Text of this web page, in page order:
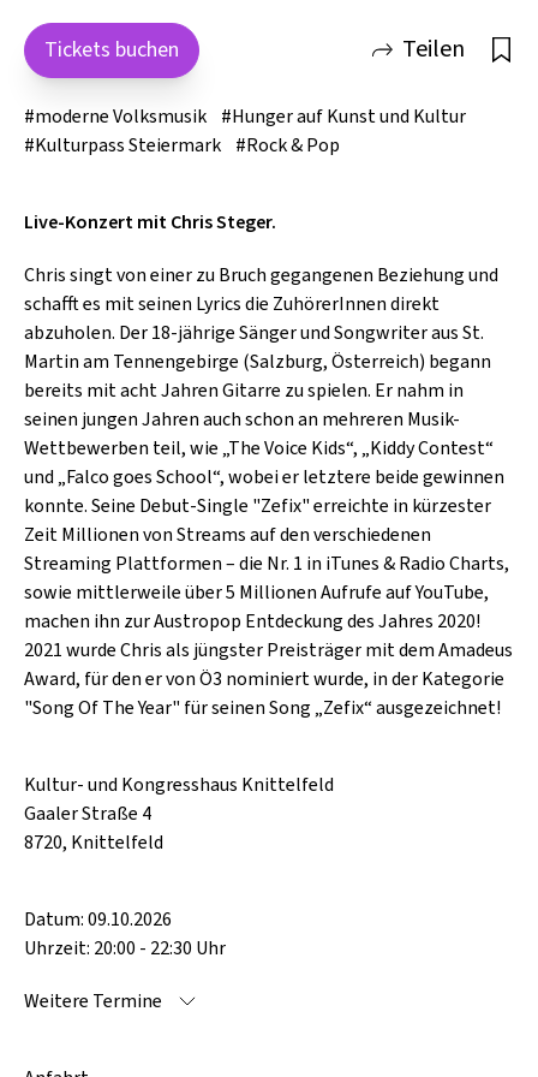
CAFÉ WOLF
POSTGARAGE
KUNSTGARTEN
GOLD & PECH THEATER
HARD & HEAVY
VOLKSMUSIK
KULTURLAND STEIERMARK
Tickets buchen Teilen
#moderne Volksmusik #Hunger auf Kunst und Kultur
#Kulturpass Steiermark #Rock & Pop
Live-Konzert mit Chris Steger.
Chris singt von einer zu Bruch gegangenen Beziehung und
schafft es mit seinen Lyrics die ZuhörerInnen direkt
abzuholen. Der 18-jährige Sänger und Songwriter aus St.
Martin am Tennengebirge (Salzburg, Österreich) begann
bereits mit acht Jahren Gitarre zu spielen. Er nahm in
seinen jungen Jahren auch schon an mehreren Musik-
Wettbewerben teil, wie „The Voice Kids“, „Kiddy Contest“
und „Falco goes School“, wobei er letztere beide gewinnen
konnte. Seine Debut-Single "Zefix" erreichte in kürzester
Zeit Millionen von Streams auf den verschiedenen
Streaming Plattformen – die Nr. 1 in iTunes & Radio Charts,
sowie mittlerweile über 5 Millionen Aufrufe auf YouTube,
machen ihn zur Austropop Entdeckung des Jahres 2020!
2021 wurde Chris als jüngster Preisträger mit dem Amadeus
Award, für den er von Ö3 nominiert wurde, in der Kategorie
"Song Of The Year" für seinen Song „Zefix“ ausgezeichnet!
Kultur- und Kongresshaus Knittelfeld
Gaaler Straße 4
8720, Knittelfeld
Datum: 09.10.2026
Uhrzeit: 20:00 - 22:30 Uhr
Weitere Termine